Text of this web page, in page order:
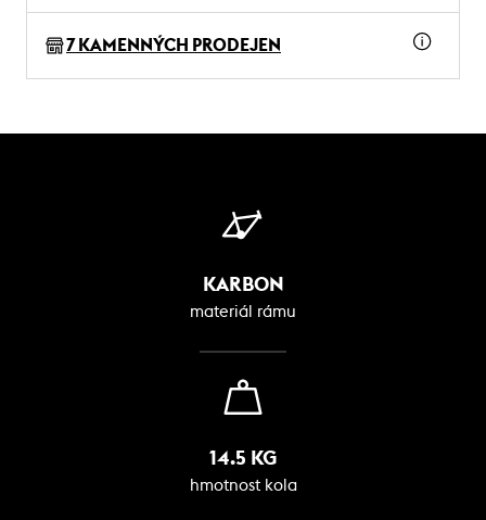
7 KAMENNÝCH PRODEJEN
KARBON
materiál rámu
14.5 KG
hmotnost kola